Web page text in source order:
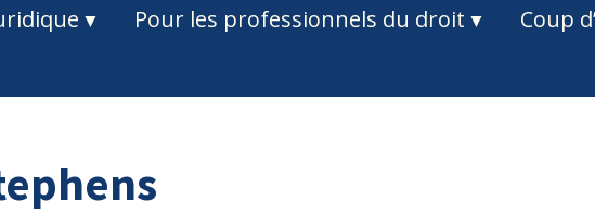
Pour les professionnels du droit Coup